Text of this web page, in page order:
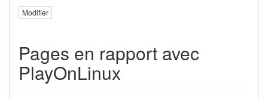
Modifier
Pages en rapport avec
PlayOnLinux